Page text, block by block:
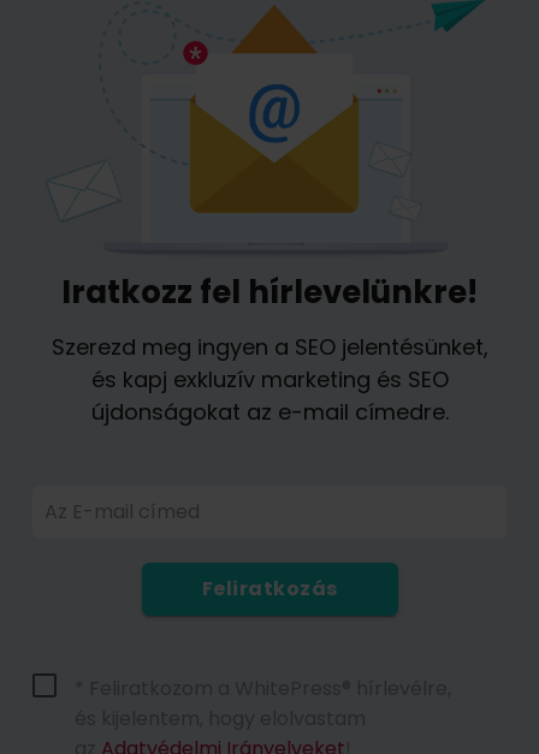
Iratkozz fel hírlevelünkre!
Szerezd meg ingyen a SEO jelentésünket,
és kapj exkluzív marketing és SEO
újdonságokat az e-mail címedre.
Az E-mail címed
Feliratkozás